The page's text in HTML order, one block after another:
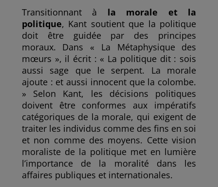
Transitionnant à la morale et la
politique, Kant soutient que la politique
doit être guidée par des principes
moraux. Dans « La Métaphysique des
mœurs », il écrit : « La politique dit : sois
aussi sage que le serpent. La morale
ajoute : et aussi innocent que la colombe.
» Selon Kant, les décisions politiques
doivent être conformes aux impératifs
catégoriques de la morale, qui exigent de
traiter les individus comme des fins en soi
et non comme des moyens. Cette vision
moraliste de la politique met en lumière
l’importance de la moralité dans les
affaires publiques et internationales.